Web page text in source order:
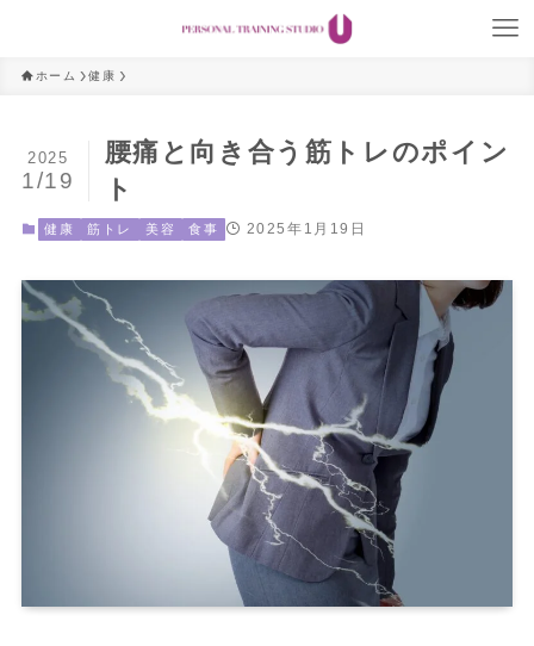
ホーム 健康
腰痛と向き合う筋トレのポイン
ト
2025
1/19
健康 筋トレ 美容 食事 2025年1月19日